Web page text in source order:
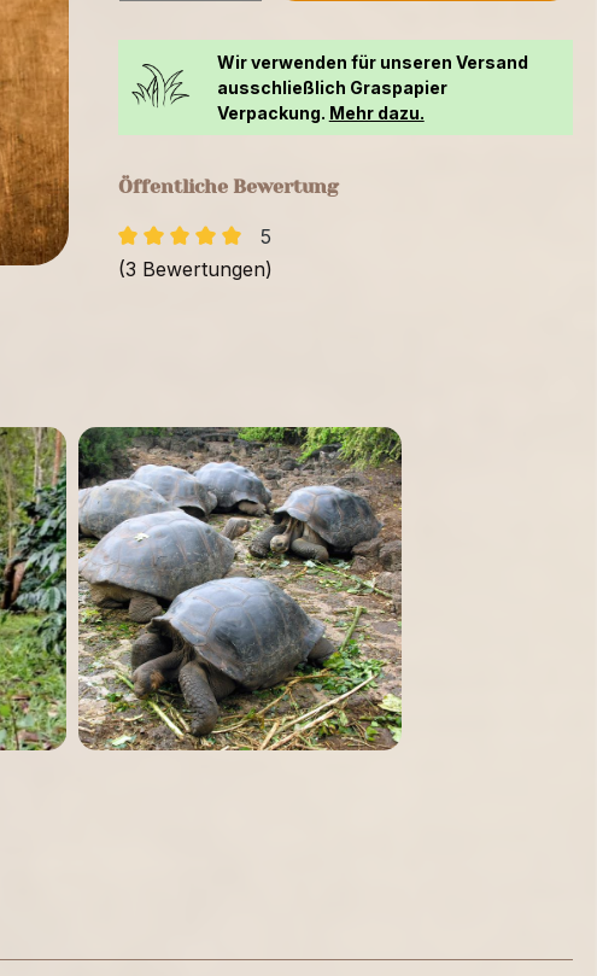
Wir verwenden für unseren Versand
ausschließlich Graspapier
Verpackung. Mehr dazu.
Öffentliche Bewertung
5
(3 Bewertungen)